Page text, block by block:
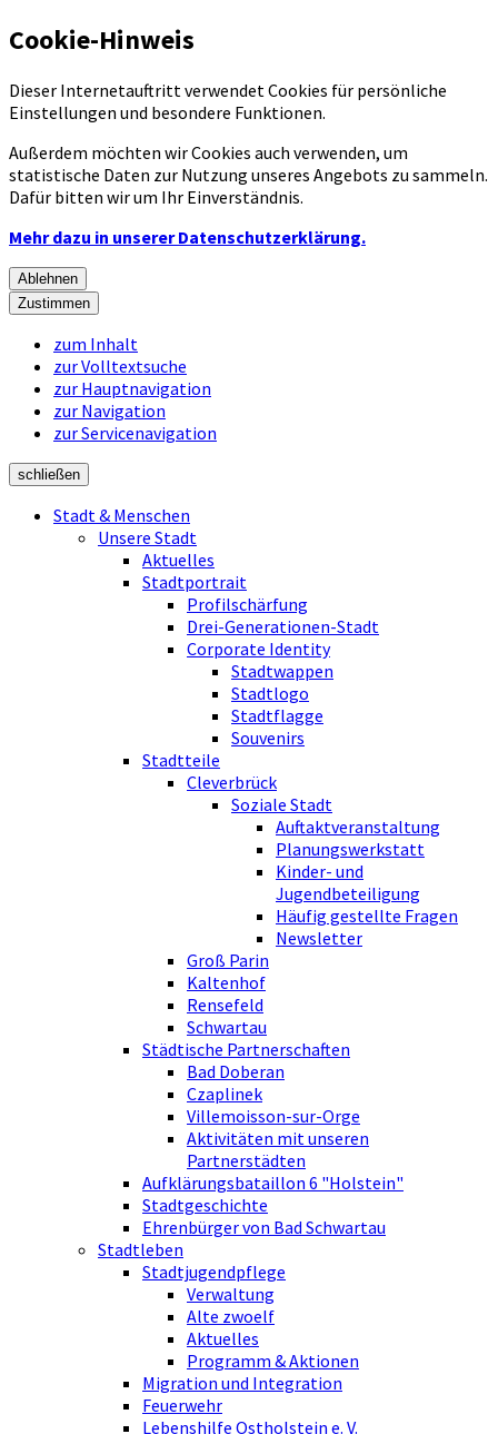
Cookie-Hinweis
Dieser Internetauftritt verwendet Cookies für persönliche
Einstellungen und besondere Funktionen.
Außerdem möchten wir Cookies auch verwenden, um
statistische Daten zur Nutzung unseres Angebots zu sammeln.
Dafür bitten wir um Ihr Einverständnis.
Mehr dazu in unserer Datenschutzerklärung.
Ablehnen
Zustimmen
zum Inhalt
zur Volltextsuche
zur Hauptnavigation
zur Navigation
zur Servicenavigation
schließen
Stadt & Menschen
Unsere Stadt
Aktuelles
Stadtportrait
Profilschärfung
Drei-Generationen-Stadt
Corporate Identity
Stadtwappen
Stadtlogo
Stadtflagge
Souvenirs
Stadtteile
Cleverbrück
Soziale Stadt
Auftaktveranstaltung
Planungswerkstatt
Kinder- und
Jugendbeteiligung
Häufig gestellte Fragen
Newsletter
Groß Parin
Kaltenhof
Rensefeld
Schwartau
Städtische Partnerschaften
Bad Doberan
Czaplinek
Villemoisson-sur-Orge
Aktivitäten mit unseren
Partnerstädten
Aufklärungsbataillon 6 "Holstein"
Stadtgeschichte
Ehrenbürger von Bad Schwartau
Stadtleben
Stadtjugendpflege
Verwaltung
Alte zwoelf
Aktuelles
Programm & Aktionen
Migration und Integration
Feuerwehr
Lebenshilfe Ostholstein e. V.